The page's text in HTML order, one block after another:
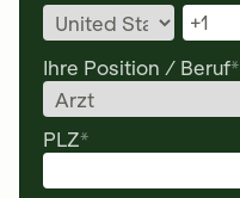
Ihre Position / Beruf*
PLZ*